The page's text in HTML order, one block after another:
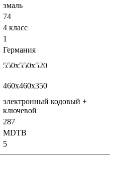
эмаль
74
4 класс
1
Германия
550x550x520
460x460x350
электронный кодовый +
ключевой
287
MDTB
5